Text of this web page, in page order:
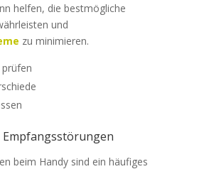
helfen, die bestmögliche
und
zu minimieren.
Empfangsstörungen
beim Handy sind ein häufiges